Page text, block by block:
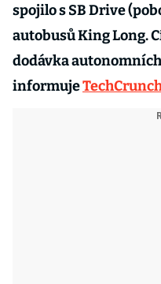
spojilo s SB Drive
autobusů King Long.
dodávka
informuje